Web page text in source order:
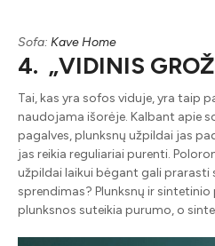
Sofa: Kave Home
4. „VIDINIS
Tai, kas yra sofos viduje, yra taip
naudojama išorėje. Kalbant apie
pagalves, plunksnų užpildai jas
jas reikia reguliariai purenti.
užpildai laikui bėgant gali prarasti
sprendimas? Plunksnų ir sintetinio
plunksnos suteikia purumo, o